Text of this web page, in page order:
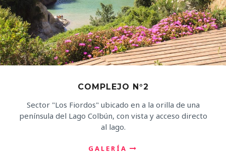
COMPLEJO N°2
Sector "Los Fiordos" ubicado en a la orilla de una
península del Lago Colbún, con vista y acceso directo
al lago.
GALERÍA